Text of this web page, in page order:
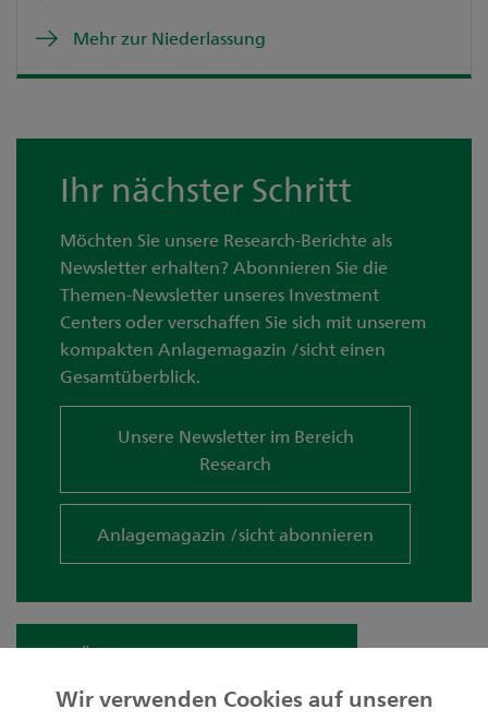
Mehr zur Niederlassung
Ihr nächster Schritt
Möchten Sie unsere Research-Berichte als
Newsletter erhalten? Abonnieren Sie die
Themen-Newsletter unseres Investment
Centers oder verschaffen Sie sich mit unserem
kompakten Anlagemagazin /sicht einen
Gesamtüberblick.
Unsere Newsletter im Bereich
Research
Anlagemagazin /sicht abonnieren
Zur Übersicht «Meine Anlagewelt»
Wir verwenden Cookies auf unseren